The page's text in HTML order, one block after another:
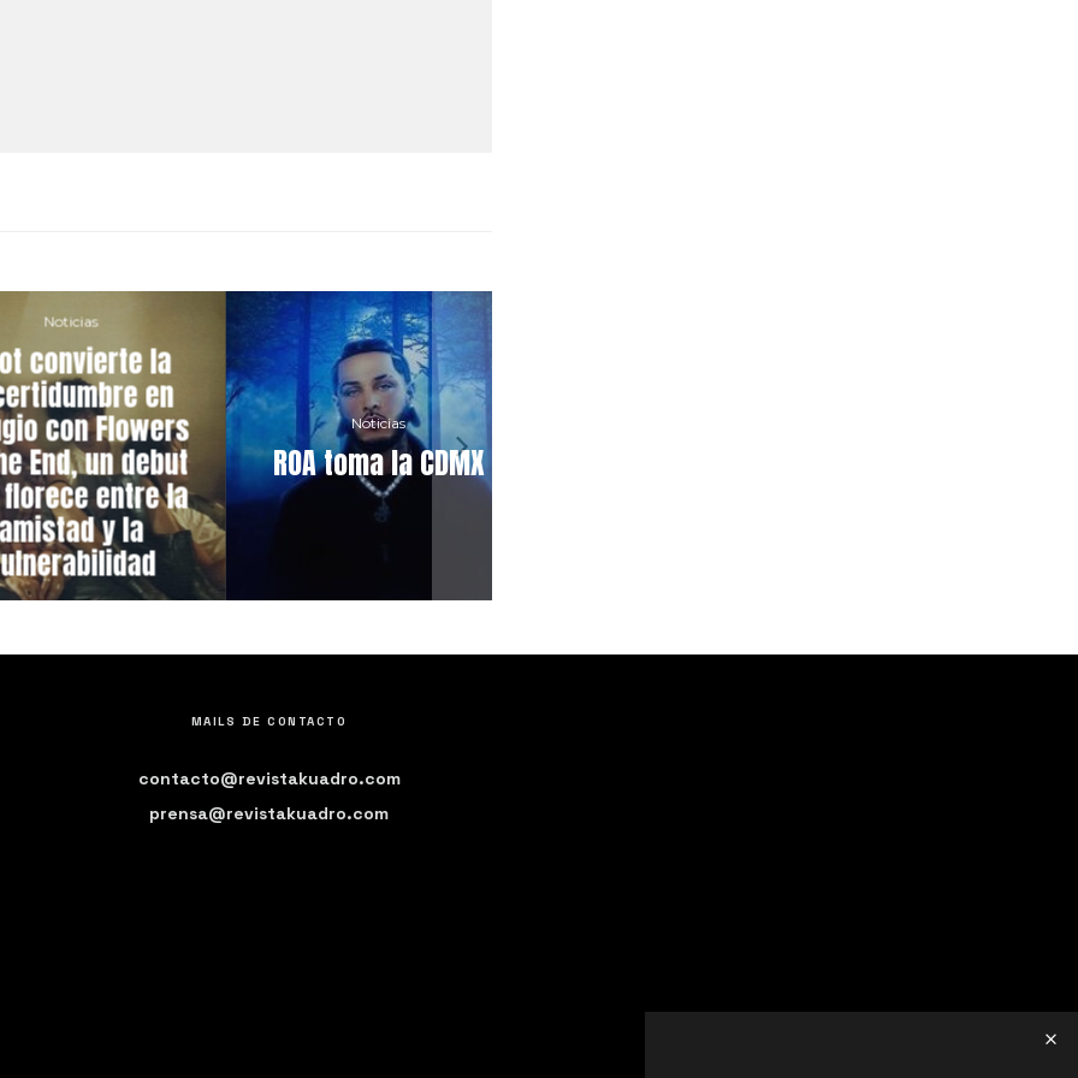
Noticias
ROA toma la CDMX
Noticias
la
en
Flowers
un debut
entre la
y la
MAILS DE CONTACTO
contacto@revistakuadro.com
prensa@revistakuadro.com